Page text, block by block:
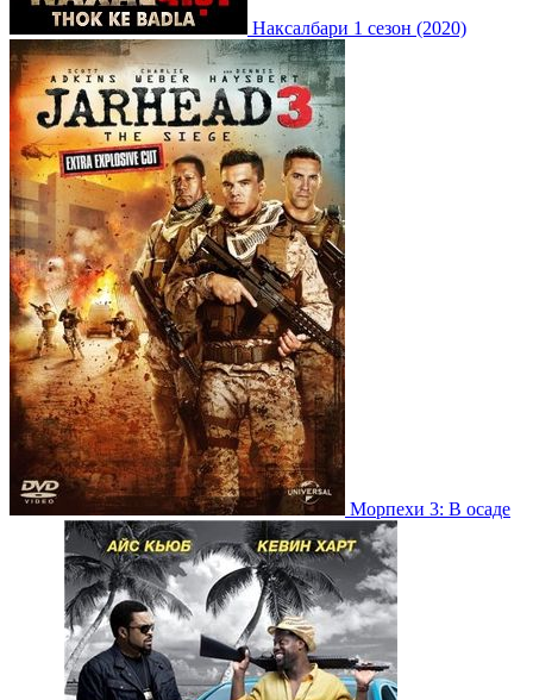
Наксалбари 1 сезон (2020)
Морпехи 3: В осаде